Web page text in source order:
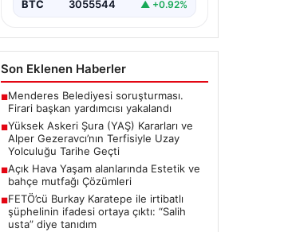
BTC 3055544 ▲ +0.92%
Son Eklenen Haberler
■Menderes Belediyesi soruşturması.
Firari başkan yardımcısı yakalandı
■Yüksek Askeri Şura (YAŞ) Kararları ve
Alper Gezeravcı’nın Terfisiyle Uzay
Yolculuğu Tarihe Geçti
■Açık Hava Yaşam alanlarında Estetik ve
bahçe mutfağı Çözümleri
■FETÖ’cü Burkay Karatepe ile irtibatlı
şüphelinin ifadesi ortaya çıktı: “Salih
usta” diye tanıdım